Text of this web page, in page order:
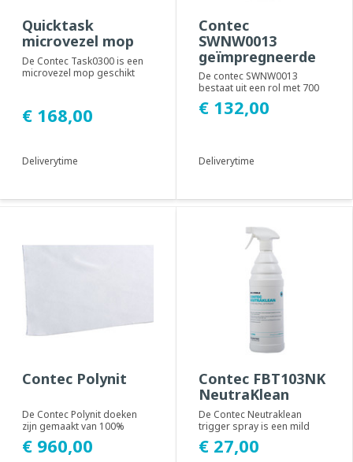
Quicktask
microvezel mop
De Contec Task0300 is een
microvezel mop geschikt
€ 168,00
Deliverytime
Contec
SWNW0013
geïmpregneerde
doeken
De contec SWNW0013
bestaat uit een rol met 700
geïmpregneerde doeken. Te
gebruiken bij ...
€ 132,00
Deliverytime
Contec Polynit
De Contec Polynit doeken
zijn gemaakt van 100%
polyester in een gehaakte
structuur. De ran...
€ 960,00
Contec FBT103NK
NeutraKlean
De Contec Neutraklean
trigger spray is een mild
schuimend reinigingsmiddel,
ontworpen voor...
€ 27,00